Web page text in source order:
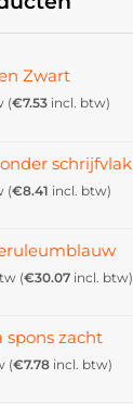
Zwart
(€7.53 incl. btw)
schrijfvlak
(€8.41 incl. btw)
(€30.07 incl. btw)
spons zacht
(€7.78 incl. btw)